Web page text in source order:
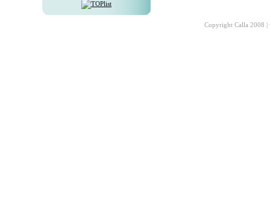
Copyright Calla 2008 |